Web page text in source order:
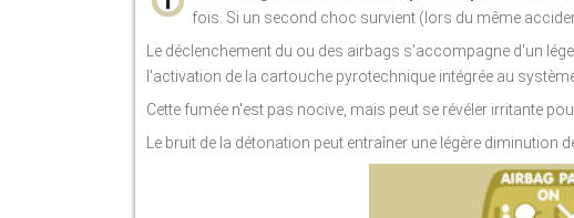
fois. Si un second choc survient (lors du même
Le déclenchement du ou des airbags s'accompagne d'un
l'activation de la cartouche pyrotechnique intégrée au
Cette fumée n'est pas nocive, mais peut se révéler irritante
Le bruit de la détonation peut entraîner une légère diminution